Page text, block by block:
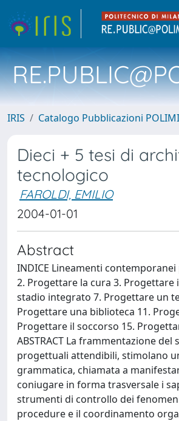
IRIS Catalogo Pubblicazioni POLIMI
Dieci + 5 tesi di
tecnologico
FAROLDI, EMILIO
2004-01-01
Abstract
INDICE Lineamenti
2. Progettare la cura 3.
stadio integrato 7. Progettare un
Progettare una biblioteca 11.
Progettare il soccorso 15.
ABSTRACT La frammentazione
progettuali attendibili, stimolano
grammatica, chiamata a
coniugare in forma trasversale i
strumenti di controllo dei
procedure e il coordinamento